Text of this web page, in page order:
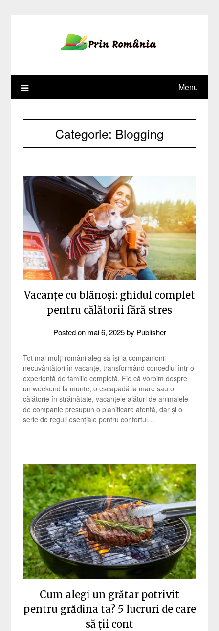
Menu
Categorie: Blogging
Vacanțe cu blănoși: ghidul complet
pentru călătorii fără stres
Posted on mai 6, 2025by Publisher
Tot mai mulți români aleg să își ia companionii
necuvântători în vacanțe, transformând concediul într-o
experiență de familie completă. Fie că vorbim despre
un weekend la munte, o escapadă la mare sau o
călătorie în străinătate, vacanțele alături de animalele
de companie presupun o planificare atentă, dar și o
serie de reguli esențiale pentru confortul…
Cum alegi un grătar potrivit
pentru grădina ta? 5 lucruri de care
să ții cont